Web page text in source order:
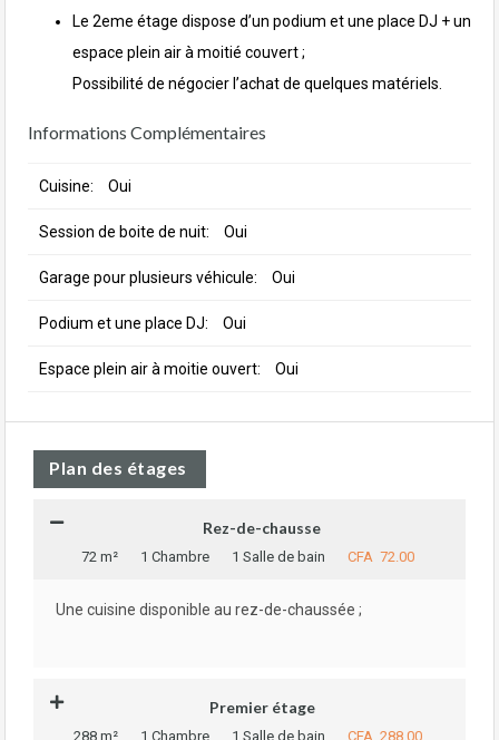
Le 2eme étage dispose d’un podium et une place DJ + un
espace plein air à moitié couvert ;
Possibilité de négocier l’achat de quelques matériels.
Informations Complémentaires
Cuisine: Oui
Session de boite de nuit: Oui
Garage pour plusieurs véhicule: Oui
Podium et une place DJ: Oui
Espace plein air à moitie ouvert: Oui
Plan des étages
Rez-de-chausse
72 m² 1 Chambre 1 Salle de bain CFA 72.00
Une cuisine disponible au rez-de-chaussée ;
Premier étage
288 m² 1 Chambre 1 Salle de bain CFA 288.00